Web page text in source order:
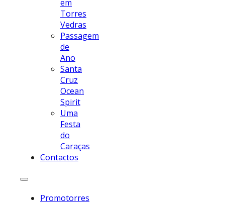
em
Torres
Vedras
Passagem
de
Ano
Santa
Cruz
Ocean
Spirit
Uma
Festa
do
Caraças
Contactos
Promotorres